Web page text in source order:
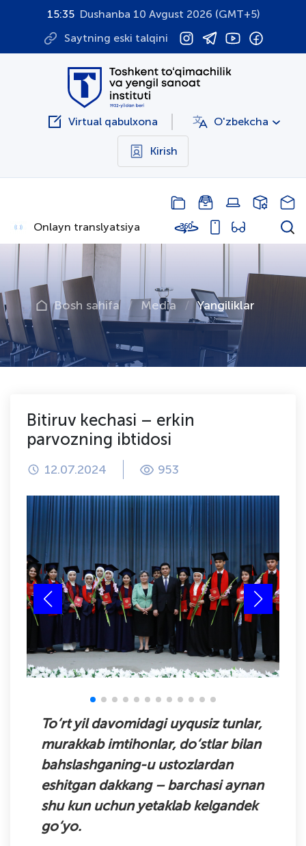
15:35 Dushanba 10 Avgust 2026 (GMT+5)
Saytning eski talqini
Virtual qabulxona O'zbekcha
Kirish
Onlayn translyatsiya
Bosh sahifa Media Yangiliklar
Bitiruv kechasi – erkin
parvozning ibtidosi
12.07.2024 953
To‘rt yil davomidagi uyqusiz tunlar,
murakkab imtihonlar, do‘stlar bilan
bahslashganing-u ustozlardan
eshitgan dakkang – barchasi aynan
shu kun uchun yetaklab kelgandek
go‘yo.